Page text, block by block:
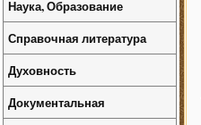
Наука, Образование
Справочная литература
Духовность
Документальная